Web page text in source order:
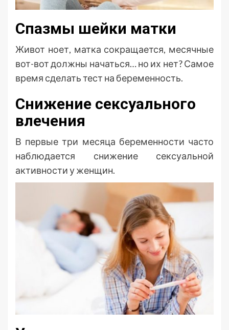
Спазмы шейки матки
Живот ноет, матка сокращается, месячные
вот-вот должны начаться… но их нет? Самое
время сделать тест на беременность.
Снижение сексуального
влечения
В первые три месяца беременности часто
наблюдается снижение сексуальной
активности у женщин.